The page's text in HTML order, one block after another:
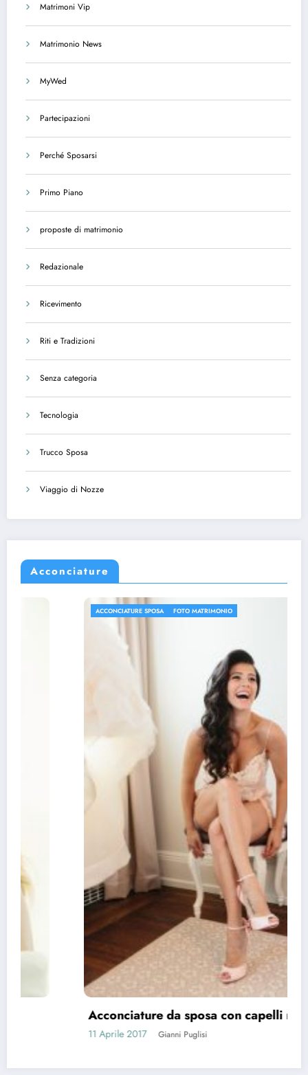
Matrimoni Vip
Matrimonio News
MyWed
Partecipazioni
Perché Sposarsi
Primo Piano
proposte di matrimonio
Redazionale
Ricevimento
Riti e Tradizioni
Senza categoria
Tecnologia
Trucco Sposa
Viaggio di Nozze
Acconciature
ACCONCIATURE SPOSA FOTO MATRIMONIO
Acconciature da sposa con capelli neri
Gianni Puglisi